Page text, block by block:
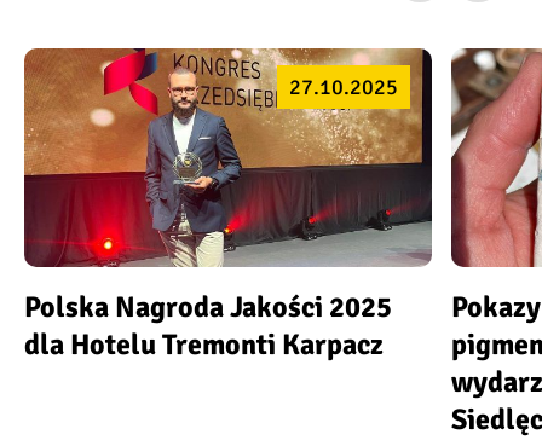
27.10.2025
Polska Nagroda Jakości 2025
dla Hotelu Tremonti Karpacz